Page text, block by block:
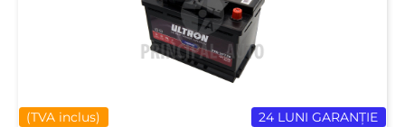
24 LUNI GARANȚIE
(TVA inclus)